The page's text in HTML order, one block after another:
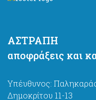
ΑΣΤΡΑΠΗ
αποφράξεις και
Υπέυθυνος:
Δημοκρίτου 11-13